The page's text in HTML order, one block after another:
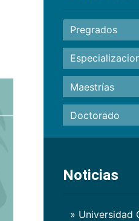
Pregrados
Maestrías
Doctorado
Noticias
» Universidad